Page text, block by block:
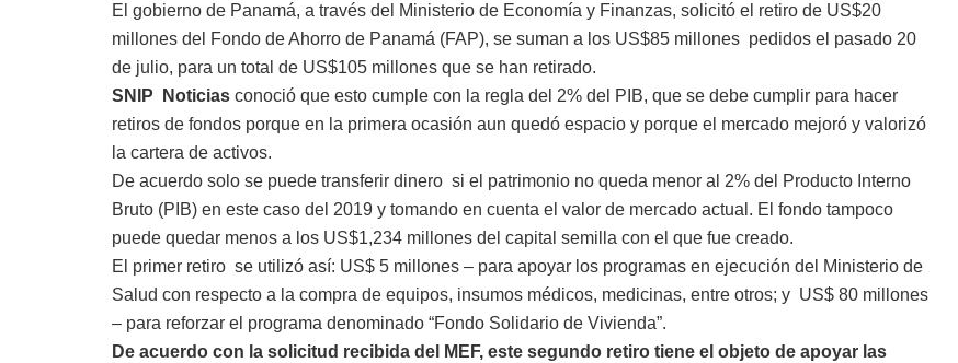
El gobierno de Panamá, a través del Ministerio de Economía y Finanzas, solicitó el retiro de US$20
millones del Fondo de Ahorro de Panamá (FAP), se suman a los US$85 millones pedidos el pasado 20
de julio, para un total de US$105 millones que se han retirado.
SNIP Noticias conoció que esto cumple con la regla del 2% del PIB, que se debe cumplir para hacer
retiros de fondos porque en la primera ocasión aun quedó espacio y porque el mercado mejoró y valorizó
la cartera de activos.
De acuerdo solo se puede transferir dinero si el patrimonio no queda menor al 2% del Producto Interno
Bruto (PIB) en este caso del 2019 y tomando en cuenta el valor de mercado actual. El fondo tampoco
puede quedar menos a los US$1,234 millones del capital semilla con el que fue creado.
El primer retiro se utilizó así: US$ 5 millones – para apoyar los programas en ejecución del Ministerio de
Salud con respecto a la compra de equipos, insumos médicos, medicinas, entre otros; y US$ 80 millones
– para reforzar el programa denominado “Fondo Solidario de Vivienda”.
De acuerdo con la solicitud recibida del MEF, este segundo retiro tiene el objeto de apoyar las